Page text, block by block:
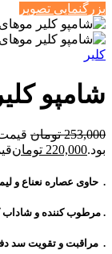
بزرگنمایی تصویر
کلیر
شامپو
253,000 تومان
بود.220,000 تومان
. حاوی عصاره نعناع و
. مرطوب کننده و
. مراقبت و تقویت سد